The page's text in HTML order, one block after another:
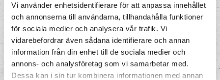
Vi använder enhetsidentifierare för att anpassa innehållet
och annonserna till användarna, tillhandahålla funktioner
för sociala medier och analysera vår trafik. Vi
vidarebefordrar även sådana identifierare och annan
information från din enhet till de sociala medier och
annons- och analysföretag som vi samarbetar med.
Dessa kan i sin tur kombinera informationen med annan
Fler än 20 personer: 750 kr/person
Hel studiedag, 6 timmar
5–20 personer: 1 300 kr/person
Fler än 20 personer: 1 150 kr/person